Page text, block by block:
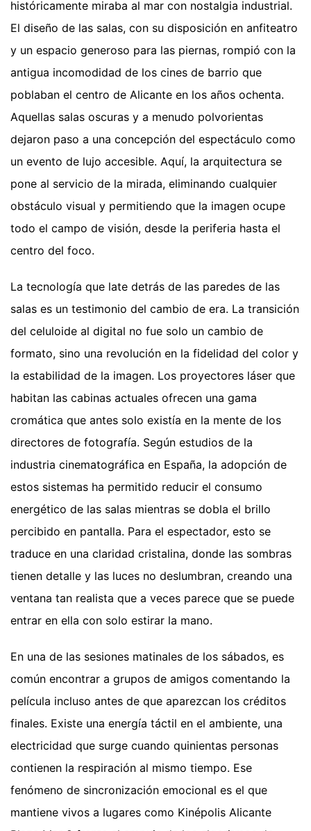
históricamente miraba al mar con nostalgia industrial.
El diseño de las salas, con su disposición en anfiteatro
y un espacio generoso para las piernas, rompió con la
antigua incomodidad de los cines de barrio que
poblaban el centro de Alicante en los años ochenta.
Aquellas salas oscuras y a menudo polvorientas
dejaron paso a una concepción del espectáculo como
un evento de lujo accesible. Aquí, la arquitectura se
pone al servicio de la mirada, eliminando cualquier
obstáculo visual y permitiendo que la imagen ocupe
todo el campo de visión, desde la periferia hasta el
centro del foco.
La tecnología que late detrás de las paredes de las
salas es un testimonio del cambio de era. La transición
del celuloide al digital no fue solo un cambio de
formato, sino una revolución en la fidelidad del color y
la estabilidad de la imagen. Los proyectores láser que
habitan las cabinas actuales ofrecen una gama
cromática que antes solo existía en la mente de los
directores de fotografía. Según estudios de la
industria cinematográfica en España, la adopción de
estos sistemas ha permitido reducir el consumo
energético de las salas mientras se dobla el brillo
percibido en pantalla. Para el espectador, esto se
traduce en una claridad cristalina, donde las sombras
tienen detalle y las luces no deslumbran, creando una
ventana tan realista que a veces parece que se puede
entrar en ella con solo estirar la mano.
En una de las sesiones matinales de los sábados, es
común encontrar a grupos de amigos comentando la
película incluso antes de que aparezcan los créditos
finales. Existe una energía táctil en el ambiente, una
electricidad que surge cuando quinientas personas
contienen la respiración al mismo tiempo. Ese
fenómeno de sincronización emocional es el que
mantiene vivos a lugares como Kinépolis Alicante